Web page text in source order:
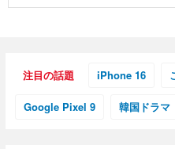
注目の話題 iPhone 16
Google Pixel 9 韓国ドラマ